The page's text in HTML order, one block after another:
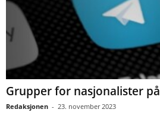
Grupper for nasjonalister
Redaksjonen - 23. november 2023